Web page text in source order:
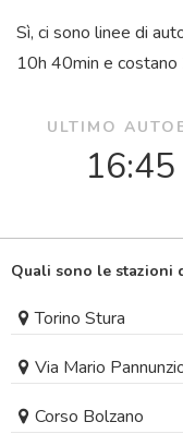
Sì, ci sono linee di
10h 40min e
ULTIMO
16:45
Quali sono le stazioni
Torino Stura
Via Mario
Corso Bolzano